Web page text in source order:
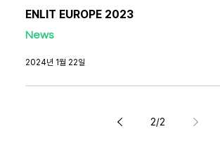
ENLIT EUROPE 2023
News
2024년 1월 22일
2/2